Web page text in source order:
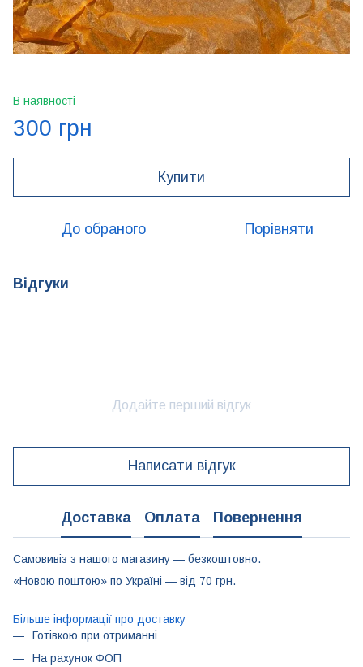
В наявності
300 грн
Купити
До обраного Порівняти
Відгуки
Додайте перший відгук
Написати відгук
Доставка Оплата Повернення
Самовивіз з нашого магазину — безкоштовно.
«Новою поштою» по Україні — від 70 грн.
Більше інформації про доставку
Готівкою при отриманні
На рахунок ФОП